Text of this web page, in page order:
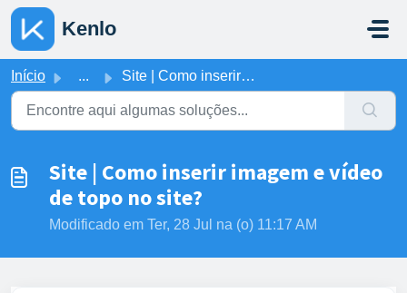
Ir para o conteúdo principal
Kenlo
Início ... Site | Como inserir imagem e vídeo de topo no site?
Site | Como inserir imagem e vídeo
de topo no site?
Modificado em Ter, 28 Jul na (o) 11:17 AM